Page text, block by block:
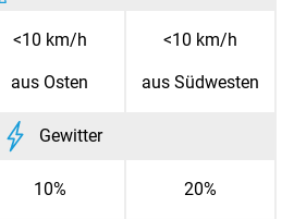
<10 km/h
aus Osten
<10 km/h
aus Südwesten
Gewitter
10% 20%